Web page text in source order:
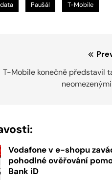
Paušál T-Mobile
T-Mobile konečně představil
Vodafone v e-shopu
pohodlné ověřování
Bank iD